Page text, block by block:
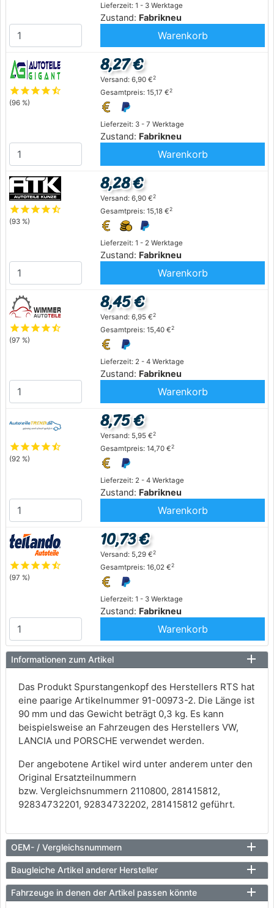
Lieferzeit: 1 - 3 Werktage
Zustand: Fabrikneu
Warenkorb
starstarstarstarstar_half
(96 %)
Lieferzeit: 3 - 7 Werktage
Zustand: Fabrikneu
8,27 €
Versand: 6,90 €2
Gesamtpreis: 15,17 €2
Warenkorb
starstarstarstarstar_half
(93 %)
Lieferzeit: 1 - 2 Werktage
Zustand: Fabrikneu
8,28 €
Versand: 6,90 €2
Gesamtpreis: 15,18 €2
Warenkorb
starstarstarstarstar_half
(97 %)
Lieferzeit: 2 - 4 Werktage
Zustand: Fabrikneu
8,45 €
Versand: 6,95 €2
Gesamtpreis: 15,40 €2
Warenkorb
starstarstarstarstar_half
(92 %)
Lieferzeit: 2 - 4 Werktage
Zustand: Fabrikneu
8,75 €
Versand: 5,95 €2
Gesamtpreis: 14,70 €2
Warenkorb
starstarstarstarstar_half
(97 %)
Lieferzeit: 1 - 3 Werktage
Zustand: Fabrikneu
10,73 €
Versand: 5,29 €2
Gesamtpreis: 16,02 €2
Warenkorb
Informationen zum Artikel
Das Produkt Spurstangenkopf des Herstellers RTS hat
eine paarige Artikelnummer 91-00973-2. Die Länge ist
90 mm und das Gewicht beträgt 0,3 kg. Es kann
beispielsweise an Fahrzeugen des Herstellers VW,
LANCIA und PORSCHE verwendet werden.
Der angebotene Artikel wird unter anderem unter den
Original Ersatzteilnummern
bzw. Vergleichsnummern 2110800, 281415812,
92834732201, 92834732202, 281415812 geführt.
OEM- / Vergleichsnummern
Baugleiche Artikel anderer Hersteller
Fahrzeuge in denen der Artikel passen könnte